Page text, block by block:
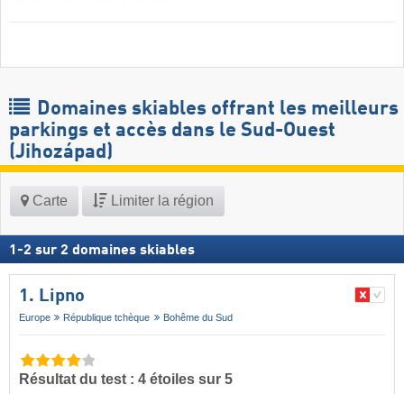
Domaines skiables offrant les meilleurs
parkings et accès dans le Sud-Ouest
(Jihozápad)
Carte Limiter la région
1 -2 sur 2 domaines skiables
1. Lipno
Europe République tchèque Bohême du Sud
Résultat du test : 4 étoiles sur 5